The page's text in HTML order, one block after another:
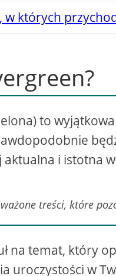
których
to
i istotna
treści, które
na temat, który
uroczystości w